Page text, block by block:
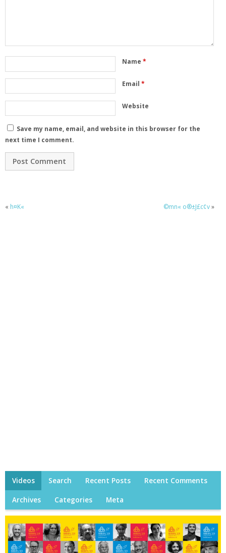
Name *
Email *
Website
Save my name, email, and website in this browser for the
next time I comment.
« h¤K« ©mn« o®±J£c¢v»
Videos Search Recent Posts Recent Comments
Archives Categories Meta